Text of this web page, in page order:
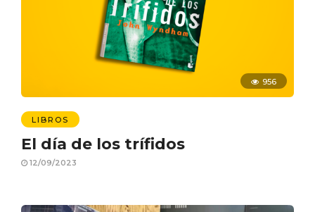
956
LIBROS
El día de los trífidos
12/09/2023